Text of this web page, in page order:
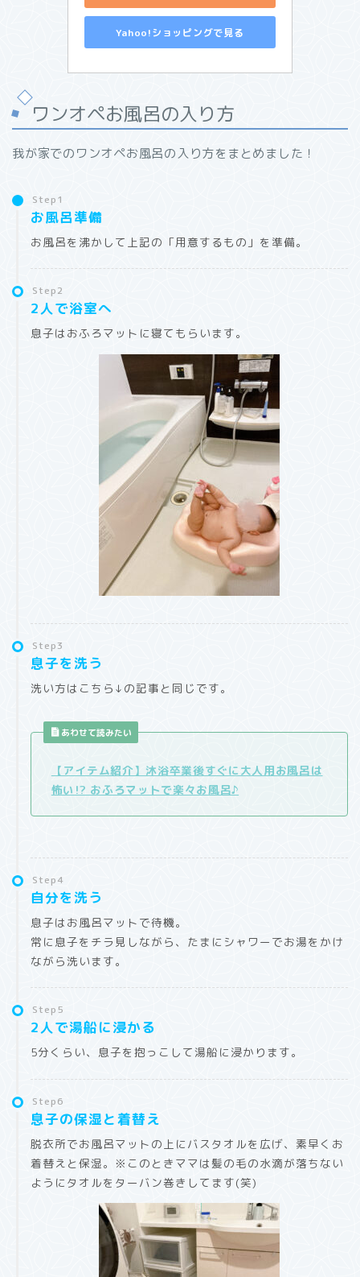
Yahoo!ショッピングで見る
ワンオペお風呂の入り方
我が家でのワンオペお風呂の入り方をまとめました！
Step1
お風呂準備
お風呂を沸かして上記の「用意するもの」を準備。
Step2
2人で浴室へ
息子はおふろマットに寝てもらいます。
Step3
息子を洗う
洗い方はこちら↓の記事と同じです。
あわせて読みたい
【アイテム紹介】沐浴卒業後すぐに大人用お風呂は
怖い!? おふろマットで楽々お風呂♪
Step4
自分を洗う
息子はお風呂マットで待機。
常に息子をチラ見しながら、たまにシャワーでお湯をかけ
ながら洗います。
Step5
2人で湯船に浸かる
5分くらい、息子を抱っこして湯船に浸かります。
Step6
息子の保湿と着替え
脱衣所でお風呂マットの上にバスタオルを広げ、素早くお
着替えと保湿。 ※このときママは髪の毛の水滴が落ちない
ようにタオルをターバン巻きしてます(笑)